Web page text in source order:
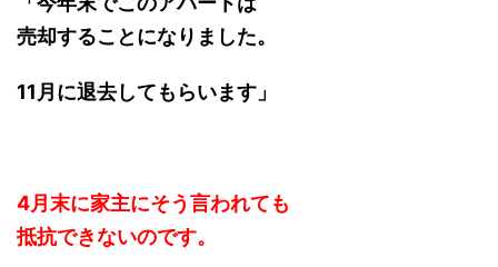
売却することになりました。
11月に退去してもらいます」
4月末に家主にそう言われても
抵抗できないのです。